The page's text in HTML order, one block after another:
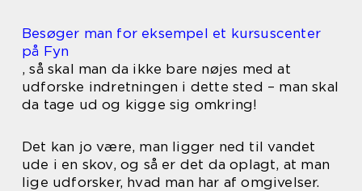
Besøger man for eksempel et kursuscenter
på Fyn
, så skal man da ikke bare nøjes med at
udforske indretningen i dette sted – man skal
da tage ud og kigge sig omkring!
Det kan jo være, man ligger ned til vandet
ude i en skov, og så er det da oplagt, at man
lige udforsker, hvad man har af omgivelser.